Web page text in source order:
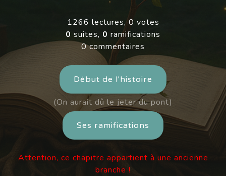
1266 lectures, 0 votes
0 suites, 0 ramifications
0 commentaires
Début de l'histoire
(On aurait dû le jeter du pont)
Ses ramifications
Attention, ce chapitre appartient à une ancienne
branche !